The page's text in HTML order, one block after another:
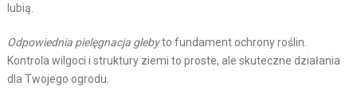
lubią.
Odpowiednia pielęgnacja glebyto fundament ochrony roślin.
Kontrola wilgoci i struktury ziemi to proste, ale skuteczne działania
dla Twojego ogrodu.